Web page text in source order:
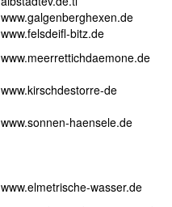
www.galgenberghexen.de
www.felsdeifl-bitz.de
www.meerrettichdaemone.de
www.kirschdestorre-de
www.sonnen-haensele.de
www.elmetrische-wasser.de